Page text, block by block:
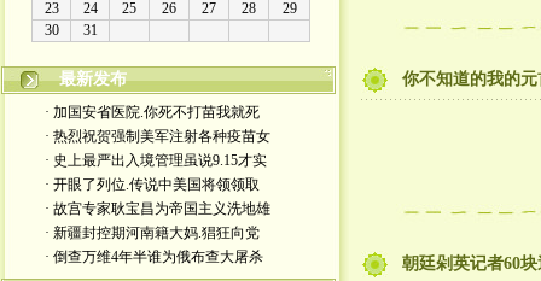
最新发布
· 加国安省医院.你死不打苗我就死
· 热烈祝贺强制美军注射各种疫苗女
· 史上最严出入境管理虽说9.15才实
· 开眼了列位.传说中美国将领领取
· 故宫专家耿宝昌为帝国主义洗地雄
· 新疆封控期河南籍大妈.猖狂向党
· 倒查万维4年半谁为俄布查大屠杀
你不知道的我的元
朝廷剁英记者60